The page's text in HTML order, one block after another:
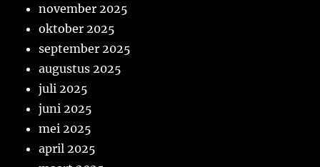
november 2025
oktober 2025
september 2025
augustus 2025
juli 2025
juni 2025
mei 2025
april 2025